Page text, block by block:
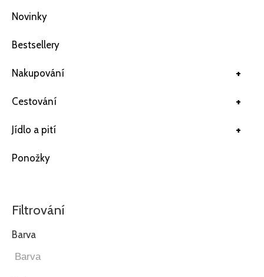
Novinky
Bestsellery
+
Nakupování
+
Cestování
+
Jídlo a pití
Ponožky
Filtrování
Barva